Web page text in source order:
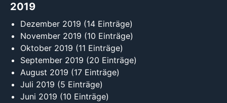
2019
Dezember 2019 (14 Einträge)
November 2019 (10 Einträge)
Oktober 2019 (11 Einträge)
September 2019 (20 Einträge)
August 2019 (17 Einträge)
Juli 2019 (5 Einträge)
Juni 2019 (10 Einträge)